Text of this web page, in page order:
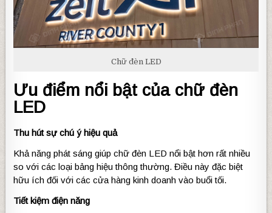
Chữ đèn LED
Ưu điểm nổi bật của chữ đèn
LED
Thu hút sự chú ý hiệu quả
Khả năng phát sáng giúp chữ đèn LED nổi bật hơn rất nhiều
so với các loại bảng hiệu thông thường. Điều này đặc biệt
hữu ích đối với các cửa hàng kinh doanh vào buổi tối.
Tiết kiệm điện năng